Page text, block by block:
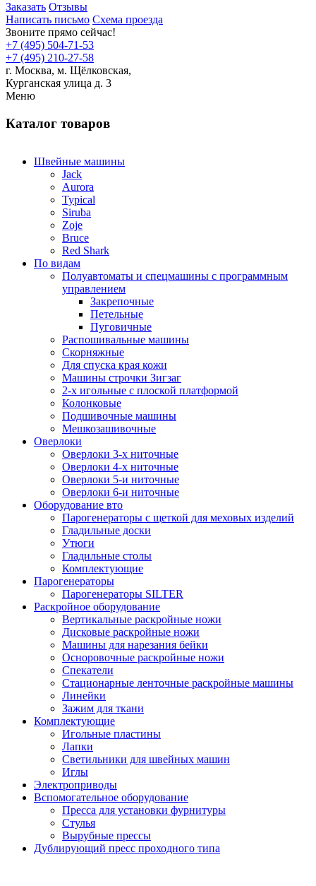
Заказать Отзывы
Написать письмо Схема проезда
Звоните прямо сейчас!
+7 (495) 504-71-53
+7 (495) 210-27-58
г. Москва, м. Щёлковская,
Курганская улица д. 3
Меню
Каталог товаров
Швейные машины
Jack
Aurora
Typical
Siruba
Zoje
Bruce
Red Shark
По видам
Полуавтоматы и спецмашины с программным
управлением
Закрепочные
Петельные
Пуговичные
Распошивальные машины
Скорняжные
Для спуска края кожи
Машины строчки Зигзаг
2-х игольные с плоской платформой
Колонковые
Подшивочные машины
Мешкозашивочные
Оверлоки
Оверлоки 3-х ниточные
Оверлоки 4-х ниточные
Оверлоки 5-и ниточные
Оверлоки 6-и ниточные
Оборудование вто
Парогенераторы с щеткой для меховых изделий
Гладильные доски
Утюги
Гладильные столы
Комплектующие
Парогенераторы
Парогенераторы SILTER
Раскройное оборудование
Вертикальные раскройные ножи
Дисковые раскройные ножи
Машины для нарезания бейки
Осноровочные раскройные ножи
Спекатели
Стационарные ленточные раскройные машины
Линейки
Зажим для ткани
Комплектующие
Игольные пластины
Лапки
Светильники для швейных машин
Иглы
Электроприводы
Вспомогательное оборудование
Пресса для установки фурнитуры
Стулья
Вырубные прессы
Дублирующий пресс проходного типа